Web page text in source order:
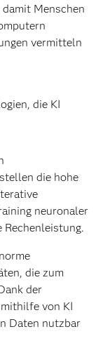
Menschen
vermitteln
die KI
die hohe
neuronaler
die zum
der
von KI
Daten nutzbar